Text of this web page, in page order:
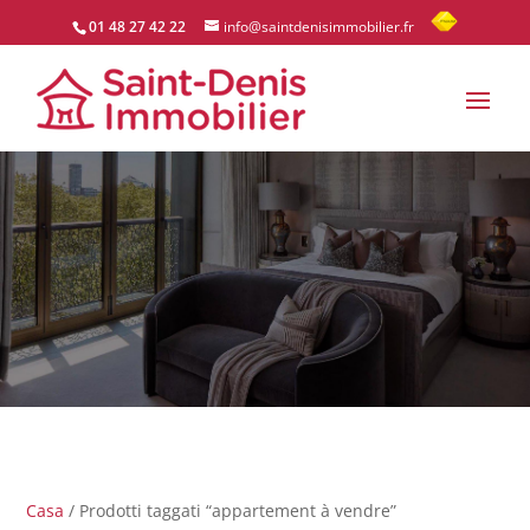
01 48 27 42 22 info@saintdenisimmobilier.fr
Casa / Prodotti taggati “appartement à vendre”